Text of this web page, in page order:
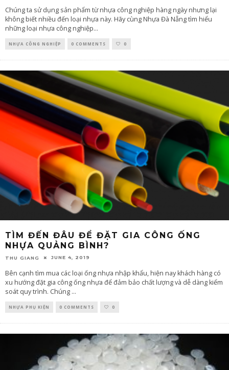
Chúng ta sử dụng sản phẩm từ nhựa công nghiệp hàng ngày nhưng lại
không biết nhiều đến loại nhựa này. Hãy cùng Nhựa Đà Nẵng tìm hiểu
những loại nhựa công nghiệp...
NHỰA CÔNG NGHIỆP 0 COMMENTS 0
TÌM ĐẾN ĐÂU ĐỂ ĐẶT GIA CÔNG ỐNG
NHỰA QUẢNG BÌNH?
THU GIANG JUNE 4, 2019
Bên cạnh tìm mua các loại ống nhựa nhập khẩu, hiện nay khách hàng có
xu hướng đặt gia công ống nhựa để đảm bảo chất lượng và dễ dàng kiểm
soát quy trình. Chúng ...
NHỰA PHỤ KIỆN 0 COMMENTS 0